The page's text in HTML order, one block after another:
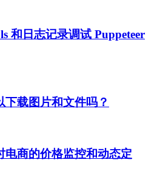
和日志记录调试 Puppeteer
载图片和文件吗？
电商的价格监控和动态定